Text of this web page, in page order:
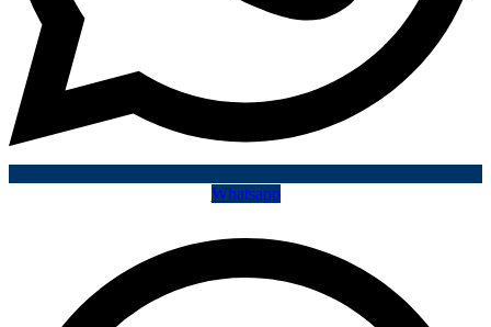
Whatsapp